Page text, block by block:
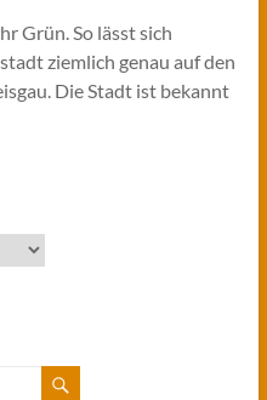
Grün. So lässt sich
ziemlich genau auf den
Die Stadt ist bekannt